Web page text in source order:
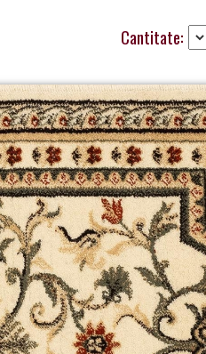
Cantitate: